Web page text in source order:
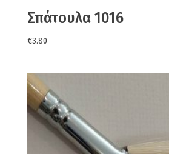
Σπάτουλα 1016
€3.80